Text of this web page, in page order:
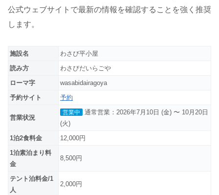
公式ウェブサイトで最新の情報を確認することを強く推奨
します。
施設名
わさび平小屋
読み方
わさびだいらごや
ローマ字
wasabidairagoya
予約サイト
予約
営業状況
営業中
通常営業：2026年7月10日 (金) 〜 10月20日
(火)
1泊2食料金
12,000円
1泊素泊まり料
金
8,500円
テント泊料金/1
人
2,000円